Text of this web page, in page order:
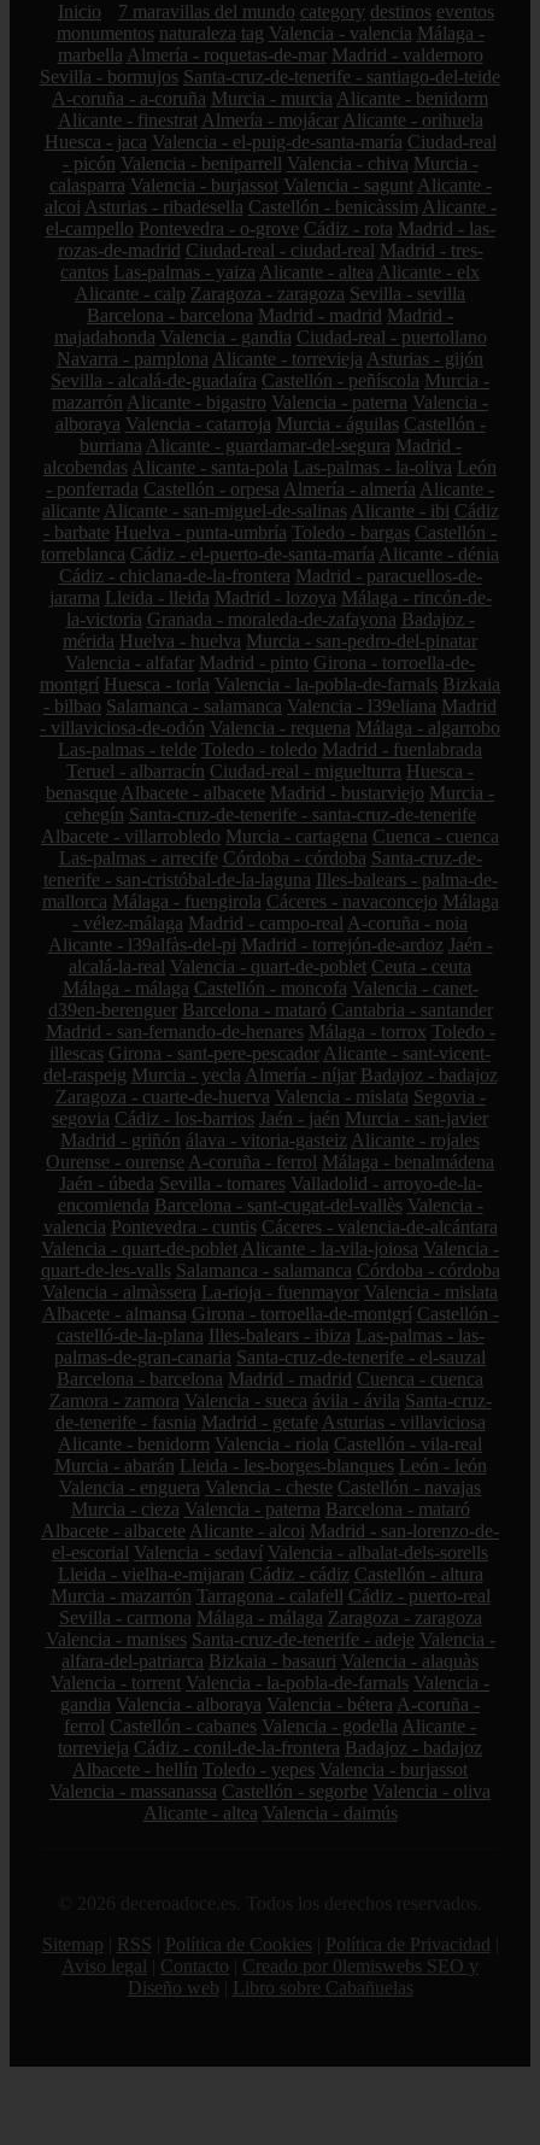
Inicio 7 maravillas del mundo category destinos eventos
monumentos naturaleza tag Valencia - valencia Málaga -
marbella Almería - roquetas-de-mar Madrid - valdemoro
Sevilla - bormujos Santa-cruz-de-tenerife - santiago-del-teide
A-coruña - a-coruña Murcia - murcia Alicante - benidorm
Alicante - finestrat Almería - mojácar Alicante - orihuela
Huesca - jaca Valencia - el-puig-de-santa-maría Ciudad-real
- picón Valencia - beniparrell Valencia - chiva Murcia -
calasparra Valencia - burjassot Valencia - sagunt Alicante -
alcoi Asturias - ribadesella Castellón - benicàssim Alicante -
el-campello Pontevedra - o-grove Cádiz - rota Madrid - las-
rozas-de-madrid Ciudad-real - ciudad-real Madrid - tres-
cantos Las-palmas - yaiza Alicante - altea Alicante - elx
Alicante - calp Zaragoza - zaragoza Sevilla - sevilla
Barcelona - barcelona Madrid - madrid Madrid -
majadahonda Valencia - gandia Ciudad-real - puertollano
Navarra - pamplona Alicante - torrevieja Asturias - gijón
Sevilla - alcalá-de-guadaíra Castellón - peñíscola Murcia -
mazarrón Alicante - bigastro Valencia - paterna Valencia -
alboraya Valencia - catarroja Murcia - águilas Castellón -
burriana Alicante - guardamar-del-segura Madrid -
alcobendas Alicante - santa-pola Las-palmas - la-oliva León
- ponferrada Castellón - orpesa Almería - almería Alicante -
alicante Alicante - san-miguel-de-salinas Alicante - ibi Cádiz
- barbate Huelva - punta-umbría Toledo - bargas Castellón -
torreblanca Cádiz - el-puerto-de-santa-maría Alicante - dénia
Cádiz - chiclana-de-la-frontera Madrid - paracuellos-de-
jarama Lleida - lleida Madrid - lozoya Málaga - rincón-de-
la-victoria Granada - moraleda-de-zafayona Badajoz -
mérida Huelva - huelva Murcia - san-pedro-del-pinatar
Valencia - alfafar Madrid - pinto Girona - torroella-de-
montgrí Huesca - torla Valencia - la-pobla-de-farnals Bizkaia
- bilbao Salamanca - salamanca Valencia - l39eliana Madrid
- villaviciosa-de-odón Valencia - requena Málaga - algarrobo
Las-palmas - telde Toledo - toledo Madrid - fuenlabrada
Teruel - albarracín Ciudad-real - miguelturra Huesca -
benasque Albacete - albacete Madrid - bustarviejo Murcia -
cehegín Santa-cruz-de-tenerife - santa-cruz-de-tenerife
Albacete - villarrobledo Murcia - cartagena Cuenca - cuenca
Las-palmas - arrecife Córdoba - córdoba Santa-cruz-de-
tenerife - san-cristóbal-de-la-laguna Illes-balears - palma-de-
mallorca Málaga - fuengirola Cáceres - navaconcejo Málaga
- vélez-málaga Madrid - campo-real A-coruña - noia
Alicante - l39alfàs-del-pi Madrid - torrejón-de-ardoz Jaén -
alcalá-la-real Valencia - quart-de-poblet Ceuta - ceuta
Málaga - málaga Castellón - moncofa Valencia - canet-
d39en-berenguer Barcelona - mataró Cantabria - santander
Madrid - san-fernando-de-henares Málaga - torrox Toledo -
illescas Girona - sant-pere-pescador Alicante - sant-vicent-
del-raspeig Murcia - yecla Almería - níjar Badajoz - badajoz
Zaragoza - cuarte-de-huerva Valencia - mislata Segovia -
segovia Cádiz - los-barrios Jaén - jaén Murcia - san-javier
Madrid - griñón álava - vitoria-gasteiz Alicante - rojales
Ourense - ourense A-coruña - ferrol Málaga - benalmádena
Jaén - úbeda Sevilla - tomares Valladolid - arroyo-de-la-
encomienda Barcelona - sant-cugat-del-vallès Valencia -
valencia Pontevedra - cuntis Cáceres - valencia-de-alcántara
Valencia - quart-de-poblet Alicante - la-vila-joiosa Valencia -
quart-de-les-valls Salamanca - salamanca Córdoba - córdoba
Valencia - almàssera La-rioja - fuenmayor Valencia - mislata
Albacete - almansa Girona - torroella-de-montgrí Castellón -
castelló-de-la-plana Illes-balears - ibiza Las-palmas - las-
palmas-de-gran-canaria Santa-cruz-de-tenerife - el-sauzal
Barcelona - barcelona Madrid - madrid Cuenca - cuenca
Zamora - zamora Valencia - sueca ávila - ávila Santa-cruz-
de-tenerife - fasnia Madrid - getafe Asturias - villaviciosa
Alicante - benidorm Valencia - riola Castellón - vila-real
Murcia - abarán Lleida - les-borges-blanques León - león
Valencia - enguera Valencia - cheste Castellón - navajas
Murcia - cieza Valencia - paterna Barcelona - mataró
Albacete - albacete Alicante - alcoi Madrid - san-lorenzo-de-
el-escorial Valencia - sedaví Valencia - albalat-dels-sorells
Lleida - vielha-e-mijaran Cádiz - cádiz Castellón - altura
Murcia - mazarrón Tarragona - calafell Cádiz - puerto-real
Sevilla - carmona Málaga - málaga Zaragoza - zaragoza
Valencia - manises Santa-cruz-de-tenerife - adeje Valencia -
alfara-del-patriarca Bizkaia - basauri Valencia - alaquàs
Valencia - torrent Valencia - la-pobla-de-farnals Valencia -
gandia Valencia - alboraya Valencia - bétera A-coruña -
ferrol Castellón - cabanes Valencia - godella Alicante -
torrevieja Cádiz - conil-de-la-frontera Badajoz - badajoz
Albacete - hellín Toledo - yepes Valencia - burjassot
Valencia - massanassa Castellón - segorbe Valencia - oliva
Alicante - altea Valencia - daimús
© 2026 deceroadoce.es. Todos los derechos reservados.
Sitemap
RSS Política de Cookies Política de Privacidad
Aviso legal
Contacto
Creado por 0lemiswebs SEO y
Diseño web
Libro sobre Cabañuelas